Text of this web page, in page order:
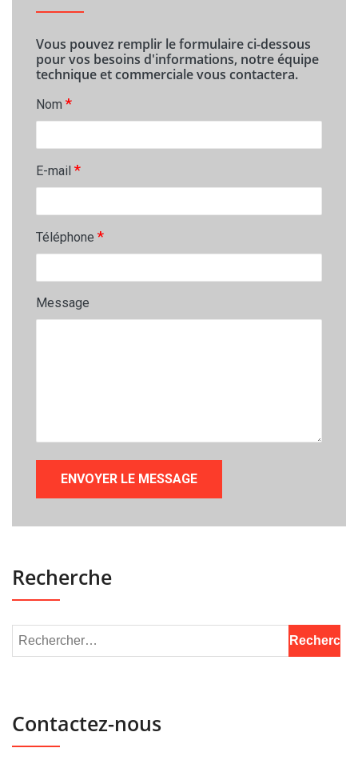
Vous pouvez remplir le formulaire ci-dessous
pour vos besoins d'informations, notre équipe
technique et commerciale vous contactera.
Nom *
E-mail *
Téléphone *
Message
Recherche
Contactez-nous